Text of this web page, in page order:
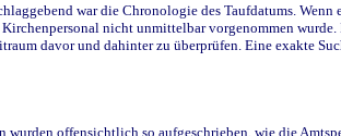
war die Chronologie des Taufdatums.
nicht unmittelbar vorgenommen
davor und dahinter zu überprüfen. Eine exakte
offensichtlich so aufgeschrieben, wie die